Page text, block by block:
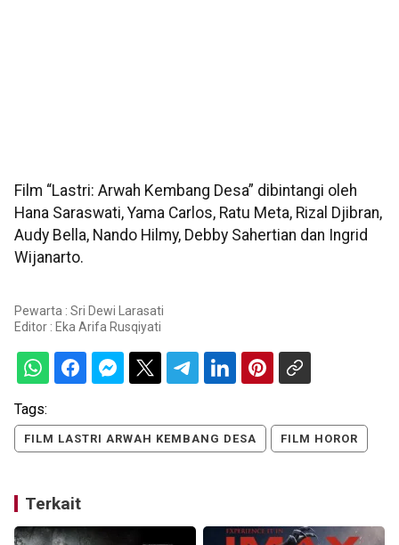
Film “Lastri: Arwah Kembang Desa” dibintangi oleh
Hana Saraswati, Yama Carlos, Ratu Meta, Rizal Djibran,
Audy Bella, Nando Hilmy, Debby Sahertian dan Ingrid
Wijanarto.
Pewarta : Sri Dewi Larasati
Editor : Eka Arifa Rusqiyati
Tags:
FILM LASTRI ARWAH KEMBANG DESA FILM HOROR
Terkait